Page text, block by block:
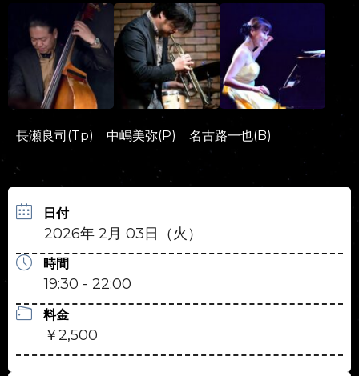
長瀬良司(Tp) 中嶋美弥(P) 名古路一也(B)
日付
2026年 2月 03日（火）
時間
19:30 - 22:00
料金
￥2,500